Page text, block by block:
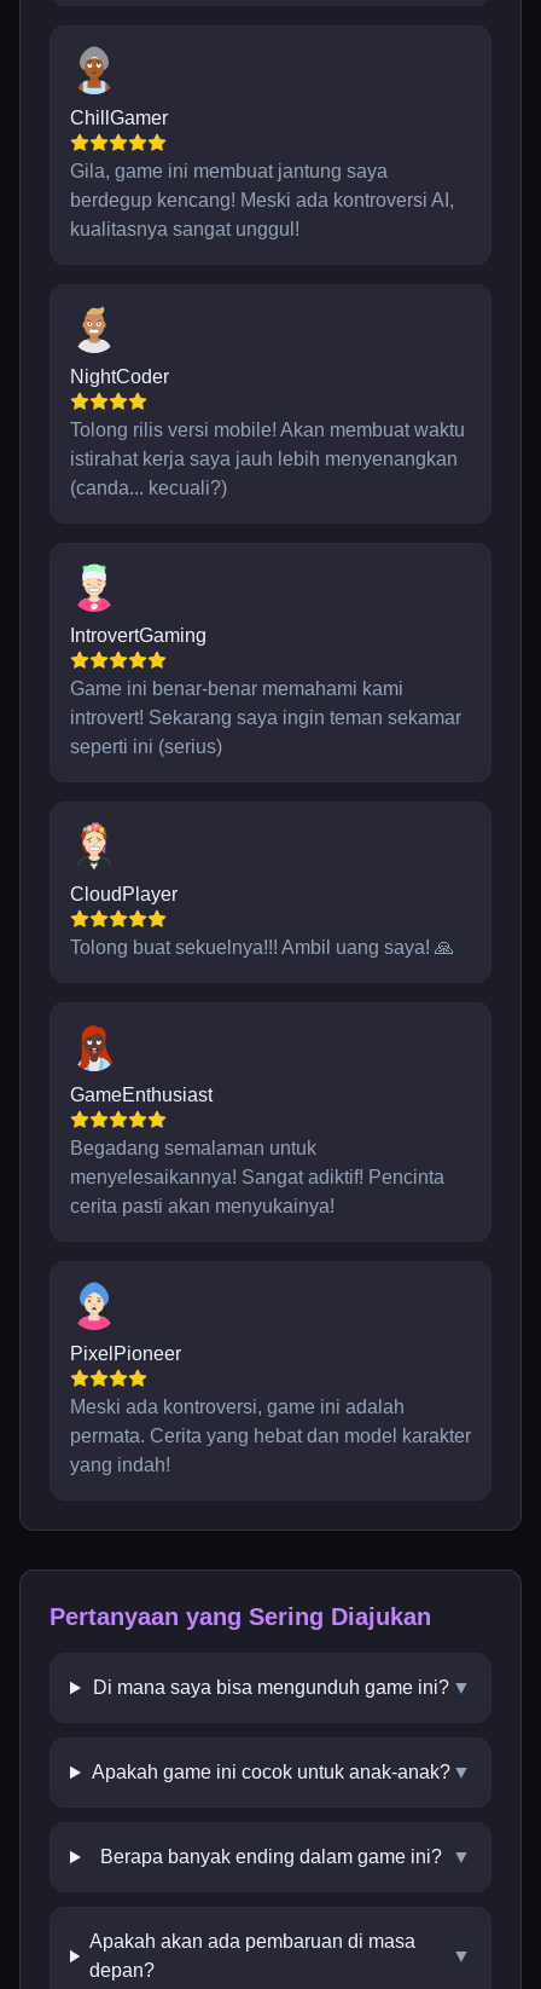
ChillGamer
Gila, game ini membuat jantung saya
berdegup kencang! Meski ada kontroversi AI,
kualitasnya sangat unggul!
NightCoder
Tolong rilis versi mobile! Akan membuat waktu
istirahat kerja saya jauh lebih menyenangkan
(canda... kecuali?)
IntrovertGaming
Game ini benar-benar memahami kami
introvert! Sekarang saya ingin teman sekamar
seperti ini (serius)
CloudPlayer
Tolong buat sekuelnya!!! Ambil uang saya! 🙏
GameEnthusiast
Begadang semalaman untuk
menyelesaikannya! Sangat adiktif! Pencinta
cerita pasti akan menyukainya!
PixelPioneer
Meski ada kontroversi, game ini adalah
permata. Cerita yang hebat dan model karakter
yang indah!
Pertanyaan yang Sering Diajukan
Di mana saya bisa mengunduh game ini? ▼
Apakah game ini cocok untuk anak-anak? ▼
Berapa banyak ending dalam game ini? ▼
Apakah akan ada pembaruan di masa
depan?
▼